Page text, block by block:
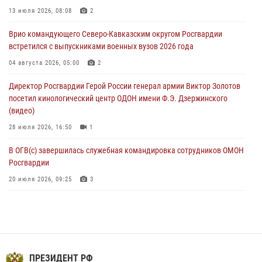
память Героя России Олега Визнюка
В кинологическом центре Уральского округа Росгвардии почтили
память товарищей, погибших при исполнении воинского долга
В Центральном округе Росгвардии прошли мероприятия к
108‑летию генерала армии И.К. Яковлева
06 августа 2026, 13:24
13 июля 2026, 08:08 2
Врио командующего Северо-Кавказским округом Росгвардии
встретился с выпускниками военных вузов 2026 года
04 августа 2026, 05:00 2
Директор Росгвардии Герой России генерал армии Виктор Золотов
посетил кинологический центр ОДОН имени Ф.Э. Дзержинского
(видео)
28 июля 2026, 16:50 1
В ОГВ(с) завершилась служебная командировка сотрудников ОМОН
Росгвардии
20 июля 2026, 09:25 3
ПРЕЗИДЕНТ РФ